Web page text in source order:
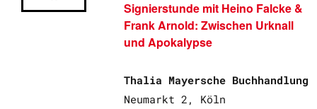
Signierstunde mit Heino Falcke &
Frank Arnold: Zwischen Urknall
und Apokalypse
Thalia Mayersche Buchhandlung
Neumarkt 2, Köln